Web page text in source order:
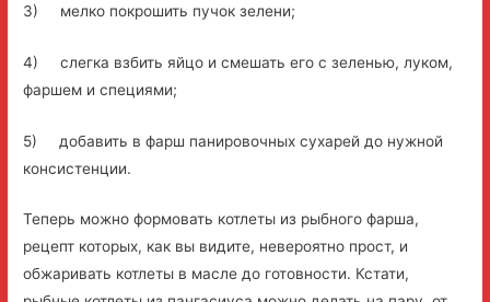
3) мелко покрошить пучок зелени;
4) слегка взбить яйцо и смешать его с зеленью, луком,
фаршем и специями;
5) добавить в фарш панировочных сухарей до нужной
консистенции.
Теперь можно формовать котлеты из рыбного фарша,
рецепт которых, как вы видите, невероятно прост, и
обжаривать котлеты в масле до готовности. Кстати,